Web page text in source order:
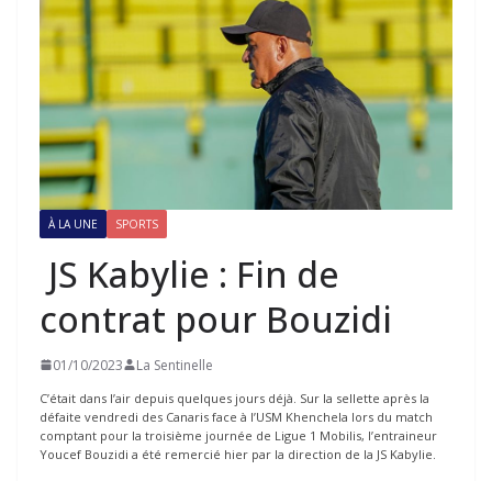
À LA UNE SPORTS
JS Kabylie : Fin de
contrat pour Bouzidi
01/10/2023 La Sentinelle
C’était dans l’air depuis quelques jours déjà. Sur la sellette après la
défaite vendredi des Canaris face à l’USM Khenchela lors du match
comptant pour la troisième journée de Ligue 1 Mobilis, l’entraineur
Youcef Bouzidi a été remercié hier par la direction de la JS Kabylie.